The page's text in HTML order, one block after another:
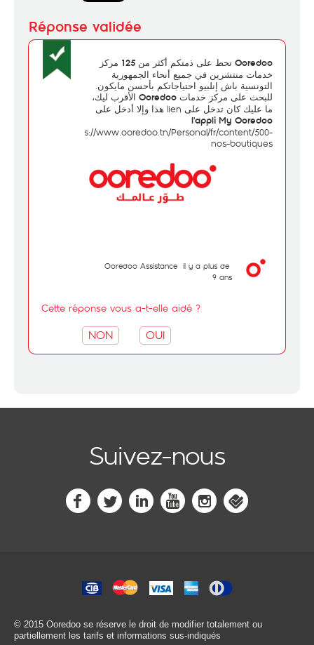
Ooredoo تحط على ذمتكم أكثر من 125 مركز
خدمات منتشرين في جميع أنحاء الجمهورية
التونسية باش إنلبيو احتياجاتكم بأحسن مايكون.
للبحث على مركز خدمات Ooredoo الأقرب ليك،
ما عليك كان تدخل على lien هذا وإلا أدخل على
l'appli My Ooredoo
https://www.ooredoo.tn/Personal/fr/content/500-
nos-boutiques
Ooredoo Assistance il y a plus de
9 ans
Cette réponse vous a-t-elle aidé ?
NON OUI
Suivez-nous
© 2015 Ooredoo se réserve le droit de modifier totalement ou
partiellement les tarifs et informations sus-indiqués